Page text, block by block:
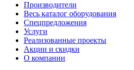
Производители
Весь каталог оборудования
Спецпредложения
Услуги
Реализованные проекты
Акции и скидки
О компании